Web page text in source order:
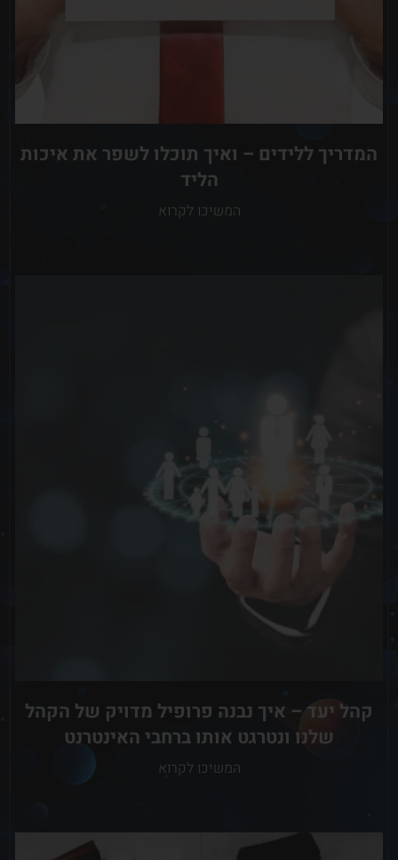
המדריך ללידים – ואיך תוכלו לשפר את איכות
הליד
המשיכו לקרוא
קהל יעד – איך נבנה פרופיל מדויק של הקהל
שלנו ונטרגט אותו ברחבי האינטרנט
המשיכו לקרוא